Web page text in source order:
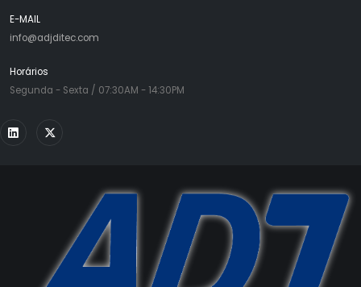
E-MAIL
info@adjditec.com
Horários
Segunda - Sexta / 07:30AM - 14:30PM